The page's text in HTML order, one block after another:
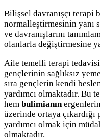
Bilişsel davranışçı terapi
normalleştirmesinin yanı
ve davranışlarını
olanlarla değiştirmesine
Aile temelli terapi
gençlerinin sağlıksız
sıra gençlerin kendi
yardımcı olmaktadır. Bu
hem bulimianın
üzerinde ortaya çıkardığı
yardımcı olmak için
olmaktadır.